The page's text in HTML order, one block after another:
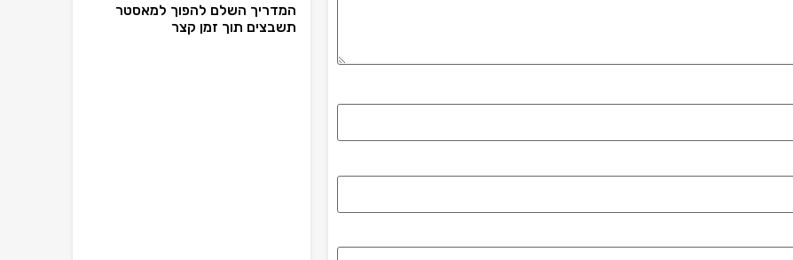
המדריך השלם להפוך למאסטר
תשבצים תוך זמן קצר